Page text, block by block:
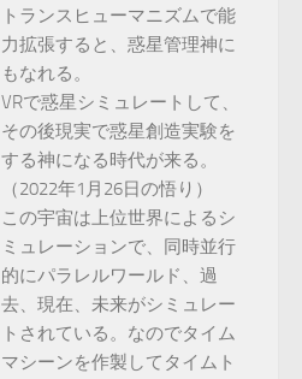
トランスヒューマニズムで能
力拡張すると、惑星管理神に
もなれる。
VRで惑星シミュレートして、
その後現実で惑星創造実験を
する神になる時代が来る。
（2022年1月26日の悟り）
この宇宙は上位世界によるシ
ミュレーションで、同時並行
的にパラレルワールド、過
去、現在、未来がシミュレー
トされている。なのでタイム
マシーンを作製してタイムト